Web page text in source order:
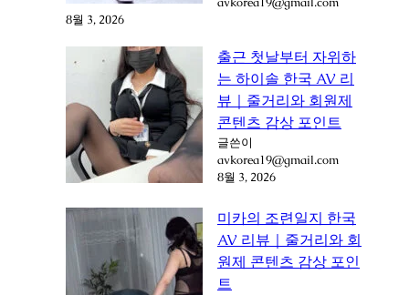
8월 3, 2026
출근 첫날부터 자위하
는 하이솔 한국 AV 리
뷰｜줄거리와 회원제
콘텐츠 감상 포인트
글쓴이
avkorea19@gmail.com
8월 3, 2026
미카의 조련일지 한국
AV 리뷰｜줄거리와 회
원제 콘텐츠 감상 포인
트